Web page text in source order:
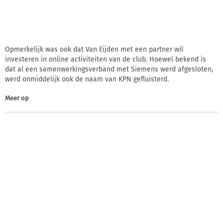
Opmerkelijk was ook dat Van Eijden met een partner wil
investeren in online activiteiten van de club. Hoewel bekend is
dat al een samenwerkingsverband met Siemens werd afgesloten,
werd onmiddelijk ook de naam van KPN gefluisterd.
Meer op